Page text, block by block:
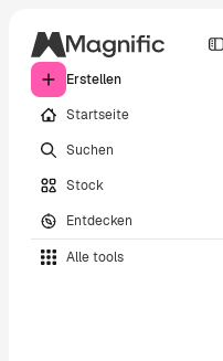
Erstellen
Startseite
Suchen
Stock
Entdecken
Alle tools